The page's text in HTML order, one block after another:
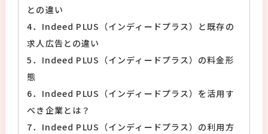
との違い
4．Indeed PLUS（インディードプラス）と既存の
求人広告との違い
5．Indeed PLUS（インディードプラス）の料金形
態
6．Indeed PLUS（インディードプラス）を活用す
べき企業とは？
7．Indeed PLUS（インディードプラス）の利用方